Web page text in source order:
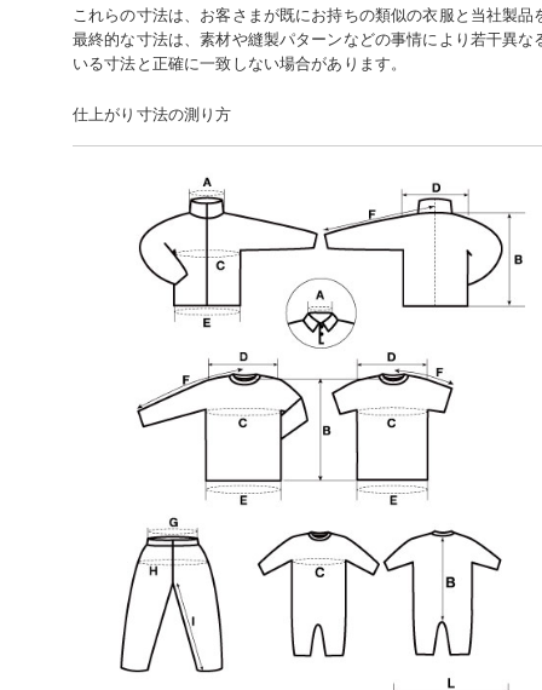
これらの寸法は、お客さまが既にお持ちの類似の衣服と当社製
最終的な寸法は、素材や縫製パターンなどの事情により若干異
いる寸法と正確に一致しない場合があります。
仕上がり寸法の測り方